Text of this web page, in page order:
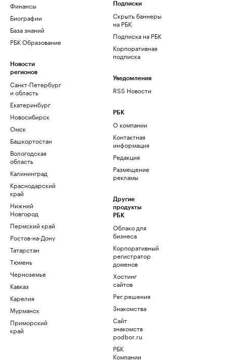
Финансы
Биографии
База знаний
РБК Образование
Новости
регионов
Санкт-Петербург
и область
Екатеринбург
Новосибирск
Омск
Башкортостан
Вологодская
область
Калининград
Краснодарский
край
Нижний
Новгород
Пермский край
Ростов-на-Дону
Татарстан
Тюмень
Черноземье
Кавказ
Карелия
Мурманск
Приморский
край
Подписки
Скрыть баннеры
на РБК
Подписка на РБК
Корпоративная
подписка
Уведомления
RSS Новости
РБК
О компании
Контактная
информация
Редакция
Размещение
рекламы
Другие
продукты
РБК
Облако для
бизнеса
Корпоративный
регистратор
доменов
Хостинг
сайтов
Рег.решения
Знакомства
Сайт
знакомств
podbor.ru
РБК
Компании